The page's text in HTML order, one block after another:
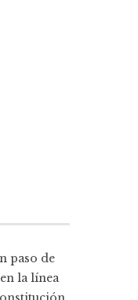
paso de
la línea